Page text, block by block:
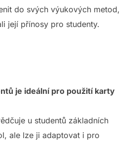
do svých výukových metod,
její přínosy pro studenty.
je ideální pro použití karty
u studentů základních
ale lze ji adaptovat i pro